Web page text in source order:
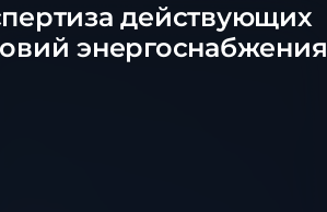
действующих
энергоснабжения